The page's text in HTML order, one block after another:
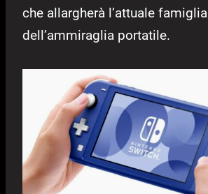
che allargherà l’attuale famiglia
dell’ammiraglia portatile.